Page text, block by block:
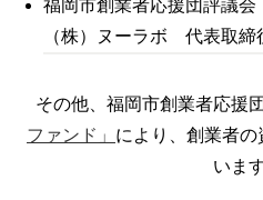
福岡市創業者応援団評議
（株）ヌーラボ 代表取
その他、福岡市創業者応援
ファンド」 により、創業者
います